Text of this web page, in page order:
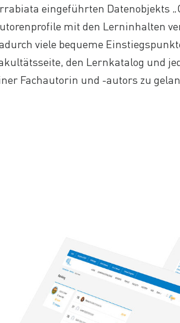
eingeführten Datenobjekts
mit den Lerninhalten
viele bequeme
den Lernkatalog und
Fachautorin und -autors zu